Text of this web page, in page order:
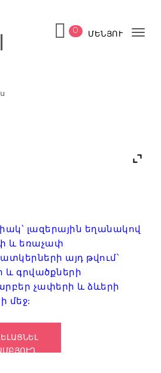
0 ՄԵՆՅՈՒ
լազերային եղանակով
և եռաչափ
այդ թվում՝
և գրվածքների
չափերի և ձևերի
մեջ: